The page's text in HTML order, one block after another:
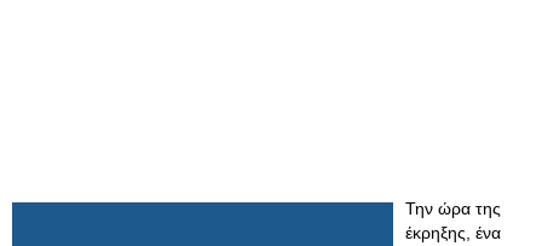
Την ώρα της
έκρηξης, ένα